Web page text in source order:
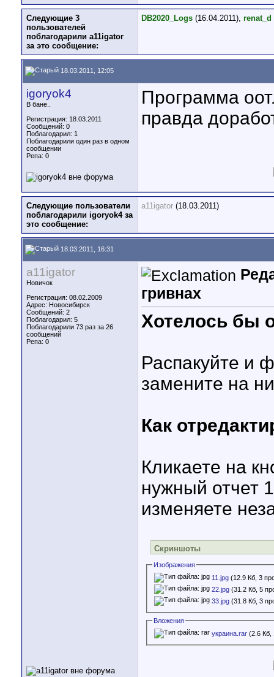
Следующие 3
пользователей
поблагодарили a11igator
за это сообщение:
DB2020_Logs (16.04.2011), renat_d
18.03.2011, 12:05
igoryok4
В бане..
Регистрация: 18.03.2011
Сообщений: 0
Поблагодарил: 1
Поблагодарили один раз в одном
сообщении
Репа: 0
Программа
правда
Следующие пользователи
поблагодарили igoryok4 за
это сообщение:
a11igator (18.03.2011)
18.03.2011, 16:31
a11igator
Новичок
Регистрация: 08.02.2009
Адрес: Новосибирск
Сообщений: 2
Поблагодарил: 5
Поблагодарили 73 раз за 26
сообщений
Репа: 0
гривнах
Хотелось бы
Распакуйте и
замените на
Как
Кликаете на
нужный отчет
изменяете
Скриншоты
Изображения
11.jpg (12.9 Кб, 3
22.jpg (31.2 Кб, 5
33.jpg (31.8 Кб, 3
Вложения
украина.rar (2.6 Кб,